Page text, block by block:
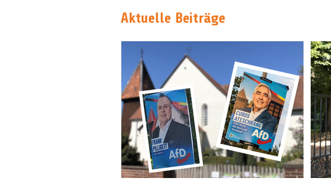
Aktuelle Beiträge